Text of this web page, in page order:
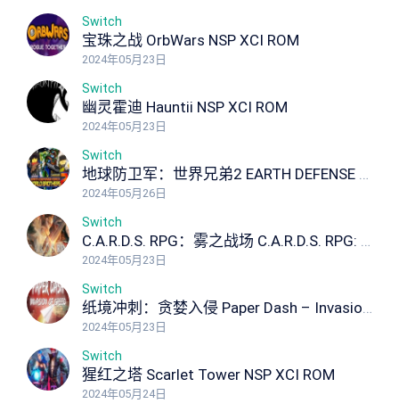
Switch
宝珠之战 OrbWars NSP XCI ROM
2024年05月23日
Switch
幽灵霍迪 Hauntii NSP XCI ROM
2024年05月23日
Switch
地球防卫军：世界兄弟2 EARTH DEFENSE FORCE: WORLD BROTHERS 2
2024年05月26日
Switch
C.A.R.D.S. RPG：雾之战场 C.A.R.D.S. RPG: The Misty Battlefield NSP XCI ROM
2024年05月23日
Switch
纸境冲刺：贪婪入侵 Paper Dash – Invasion of Greed NSP XCI ROM
2024年05月23日
Switch
猩红之塔 Scarlet Tower NSP XCI ROM
2024年05月24日